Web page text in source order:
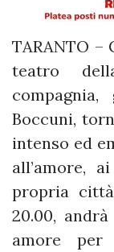
TARANTO
teatro
Boccuni,
intenso ed
all’amore,
propria
20.00,
amore per